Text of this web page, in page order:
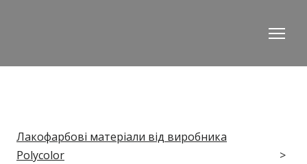
Лакофарбові матеріали від виробника
Polycolor